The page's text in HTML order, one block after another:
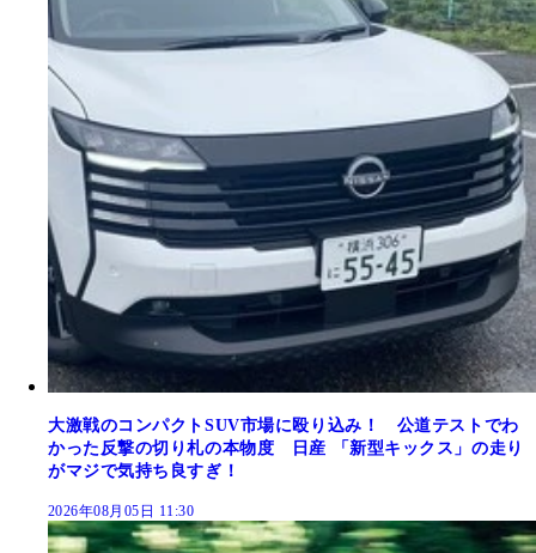
大激戦のコンパクトSUV市場に殴り込み！ 公道テストでわ
かった反撃の切り札の本物度 日産 「新型キックス」の走り
がマジで気持ち良すぎ！
2026年08月05日 11:30